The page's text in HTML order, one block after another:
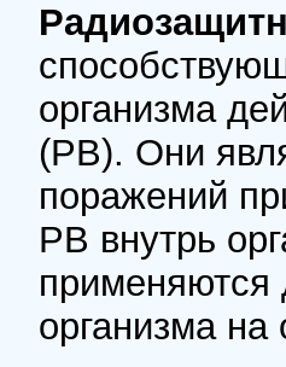
организма
(РВ). Они
поражений
РВ внутрь
применяются
организма на